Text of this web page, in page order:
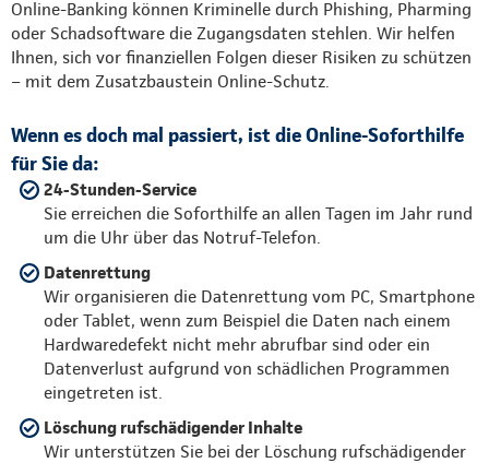
Online-Banking können Kriminelle durch Phishing, Pharming
oder Schadsoftware die Zugangsdaten stehlen. Wir helfen
Ihnen, sich vor finanziellen Folgen dieser Risiken zu schützen
– mit dem Zusatzbaustein Online-Schutz.
Wenn es doch mal passiert, ist die Online-Soforthilfe
für Sie da:
24-Stunden-Service
Sie erreichen die Soforthilfe an allen Tagen im Jahr rund
um die Uhr über das Notruf-Telefon.
Datenrettung
Wir organisieren die Datenrettung vom PC, Smartphone
oder Tablet, wenn zum Beispiel die Daten nach einem
Hardwaredefekt nicht mehr abrufbar sind oder ein
Datenverlust aufgrund von schädlichen Programmen
eingetreten ist.
Löschung rufschädigender Inhalte
Wir unterstützen Sie bei der Löschung rufschädigender